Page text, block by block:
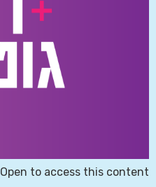
Open to access this content